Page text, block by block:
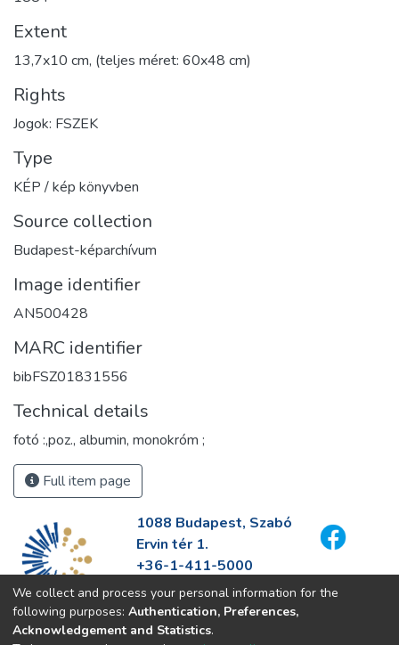
Extent
13,7x10 cm, (teljes méret: 60x48 cm)
Rights
Jogok: FSZEK
Type
KÉP / kép könyvben
Source collection
Budapest-képarchívum
Image identifier
AN500428
MARC identifier
bibFSZ01831556
Technical details
fotó :,poz., albumin, monokróm ;
Full item page
1088 Budapest, Szabó
Ervin tér 1.
+36-1-411-5000
info@fszek.hu
https://fszek.hu
We collect and process your personal information for the
following purposes: Authentication, Preferences,
Acknowledgement and Statistics.